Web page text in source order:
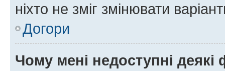
ніхто не зміг змінювати
Догори
Чому мені недоступні